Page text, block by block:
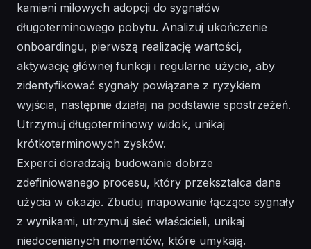
kamieni milowych adopcji do sygnałów
długoterminowego pobytu. Analizuj ukończenie
onboardingu, pierwszą realizację wartości,
aktywację głównej funkcji i regularne użycie, aby
zidentyfikować sygnały powiązane z ryzykiem
wyjścia, następnie działaj na podstawie spostrzeżeń.
Utrzymuj długoterminowy widok, unikaj
krótkoterminowych zysków.
Experci doradzają budowanie dobrze
zdefiniowanego procesu, który przekształca dane
użycia w okazje. Zbuduj mapowanie łączące sygnały
z wynikami, utrzymuj sieć właścicieli, unikaj
niedocenianych momentów, które umykają.